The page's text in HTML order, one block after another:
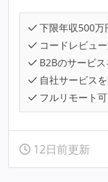
下限年収500万
コードレビュ
B2Bのサービ
自社サービス
フルリモート可
12日前更新